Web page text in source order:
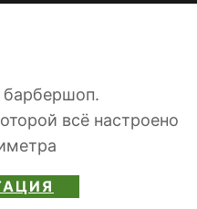
барбершоп.
всё настроено